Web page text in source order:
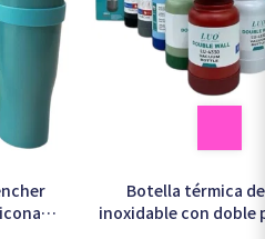
y
Botella térmica
inoxidable con doble